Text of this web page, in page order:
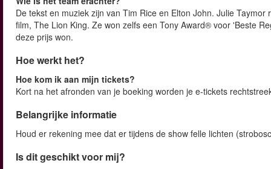
De tekst en muziek zijn van Tim Rice en Elton John. Julie
film, The Lion King. Ze won zelfs een Tony Award® voor 'Beste
deze prijs won.
Hoe werkt het?
Hoe kom ik aan mijn tickets?
Kort na het afronden van je boeking worden je e-tickets
Belangrijke informatie
Houd er rekening mee dat er tijdens de show felle lichten
Is dit geschikt voor mij?